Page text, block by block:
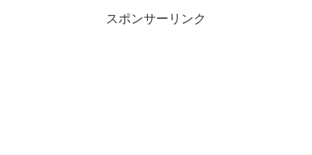
スポンサーリンク